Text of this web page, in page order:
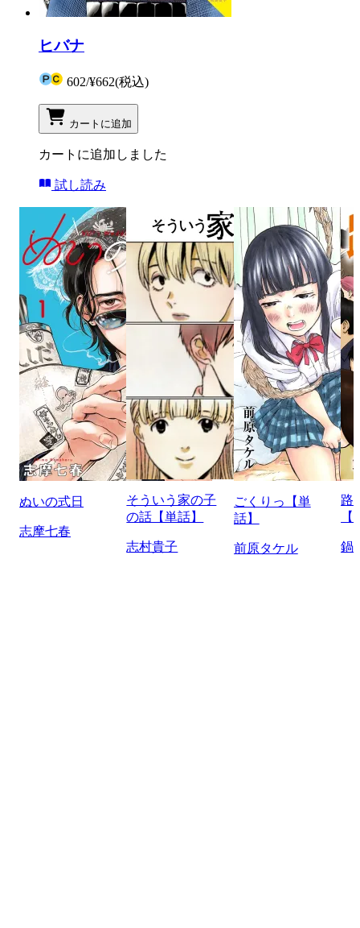
ヒバナ
602/¥662(税込)
カートに追加
カートに追加しました
試し読み
ぬいの式日
志摩七春
そういう家の子
の話【単話】
志村貴子
ごくりっ【単
話】
前原タケル
路
鍋